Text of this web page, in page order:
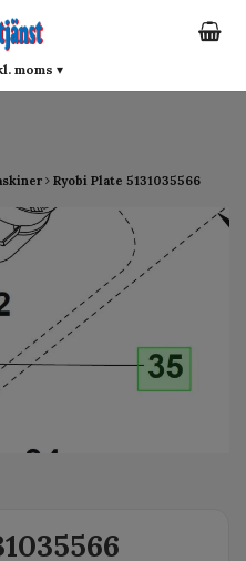
Ryobi Plate 5131035566
moms ▾